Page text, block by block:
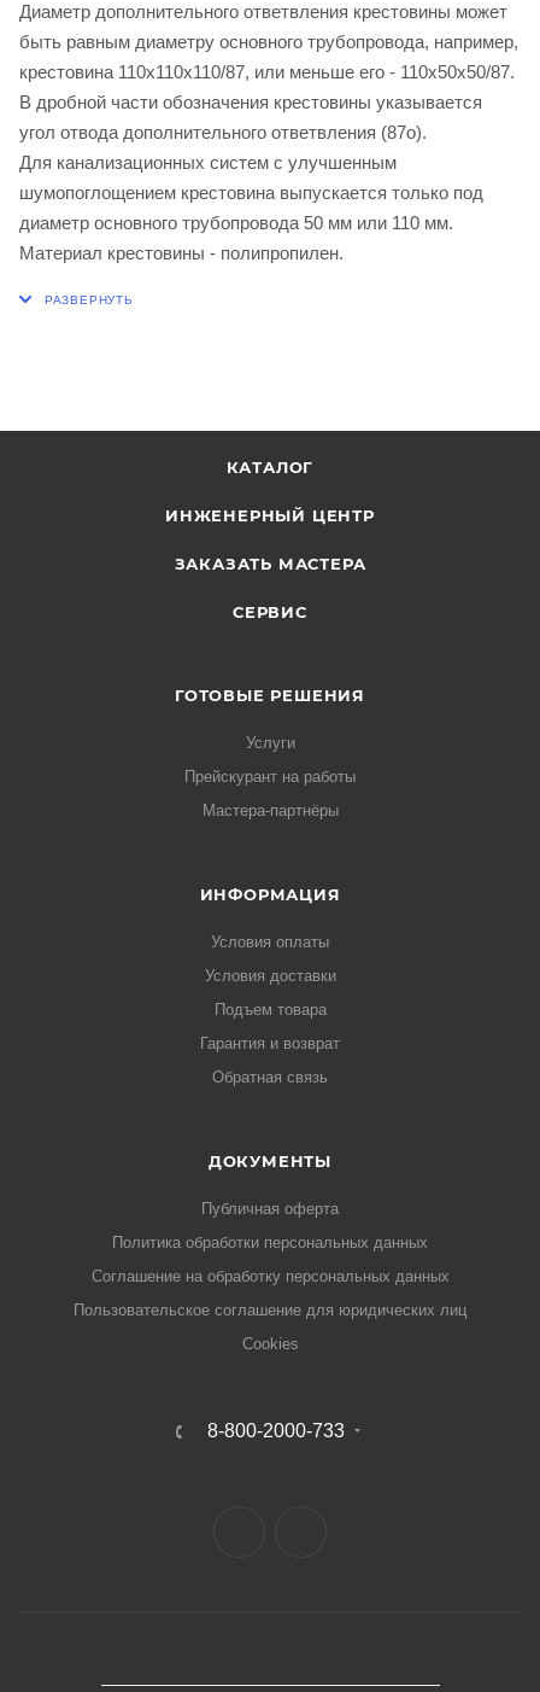
Диаметр дополнительного ответвления крестовины может
быть равным диаметру основного трубопровода, например,
крестовина 110х110х110/87, или меньше его - 110х50х50/87.
В дробной части обозначения крестовины указывается
угол отвода дополнительного ответвления (87о).
Для канализационных систем с улучшенным
шумопоглощением крестовина выпускается только под
диаметр основного трубопровода 50 мм или 110 мм.
Материал крестовины - полипропилен.
КАТАЛОГ
ИНЖЕНЕРНЫЙ ЦЕНТР
ЗАКАЗАТЬ МАСТЕРА
СЕРВИС
ГОТОВЫЕ РЕШЕНИЯ
Услуги
Прейскурант на работы
Мастера-партнёры
ИНФОРМАЦИЯ
Условия оплаты
Условия доставки
Подъем товара
Гарантия и возврат
Обратная связь
ДОКУМЕНТЫ
Публичная оферта
Политика обработки персональных данных
Соглашение на обработку персональных данных
Пользовательское соглашение для юридических лиц
Cookies
8-800-2000-733